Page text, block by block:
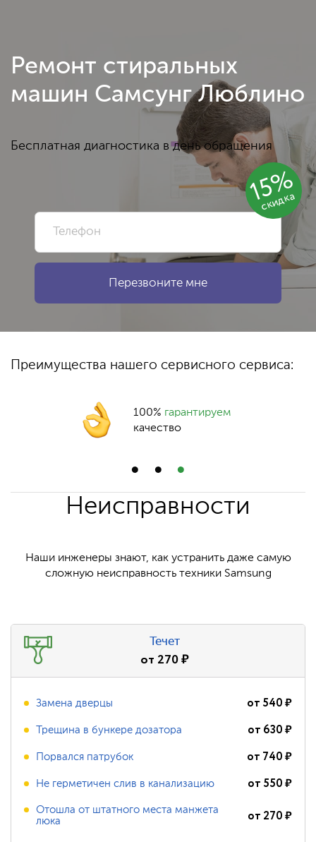
15%
скидка
Ремонт стиральных
машин Самсунг Люблино
Бесплатная диагностика в день обращения
Преимущества нашего сервисного сервиса:
100% гарантируем
качество
Неисправности
Наши инженеры знают, как устранить даже самую
сложную неисправность техники Samsung
Течет
от 270₽
Замена дверцы от 540₽
Трещина в бункере дозатора от 630₽
Порвался патрубок от 740₽
Не герметичен слив в канализацию от 550₽
Отошла от штатного места манжета
люка
от 270₽